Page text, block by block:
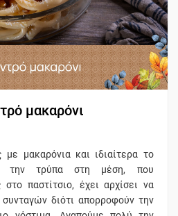
μακαρόνι
μακαρόνια και ιδιαίτερα το
την τρύπα στη μέση, που
στο παστίτσιο, έχει αρχίσει να
διότι απορροφούν την